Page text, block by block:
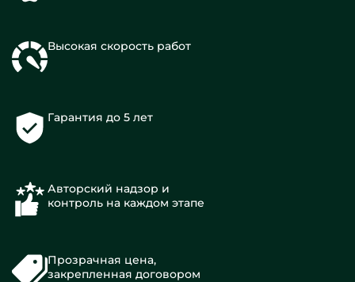
Высокая скорость работ
Гарантия до 5 лет
Авторский надзор и
контроль на каждом этапе
Прозрачная цена,
закрепленная договором